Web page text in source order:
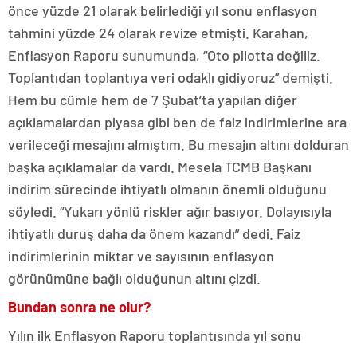
önce yüzde 21 olarak belirlediği yıl sonu enflasyon
tahmini yüzde 24 olarak revize etmişti. Karahan,
Enflasyon Raporu sunumunda, “Oto pilotta değiliz.
Toplantıdan toplantıya veri odaklı gidiyoruz” demişti.
Hem bu cümle hem de 7 Şubat’ta yapılan diğer
açıklamalardan piyasa gibi ben de faiz indirimlerine ara
verileceği mesajını almıştım. Bu mesajın altını dolduran
başka açıklamalar da vardı. Mesela TCMB Başkanı
indirim sürecinde ihtiyatlı olmanın önemli olduğunu
söyledi. “Yukarı yönlü riskler ağır basıyor. Dolayısıyla
ihtiyatlı duruş daha da önem kazandı” dedi. Faiz
indirimlerinin miktar ve sayısının enflasyon
görünümüne bağlı olduğunun altını çizdi.
Bundan sonra ne olur?
Yılın ilk Enflasyon Raporu toplantısında yıl sonu